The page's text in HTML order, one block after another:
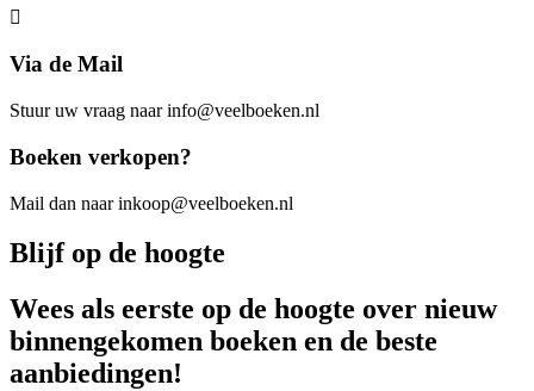
Via de Mail
Stuur uw vraag naar info@veelboeken.nl
Boeken verkopen?
Mail dan naar inkoop@veelboeken.nl
Blijf op de hoogte
Wees als eerste op de hoogte over nieuw
binnengekomen boeken en de beste
aanbiedingen!